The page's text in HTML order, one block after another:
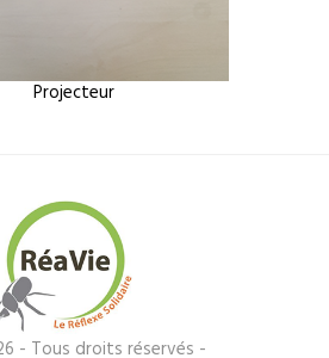
Projecteur
- Tous droits réservés -